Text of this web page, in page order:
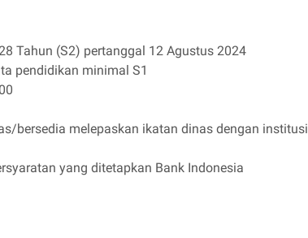
Tahun (S2) pertanggal 12 Agustus 2024
pendidikan minimal S1
bersedia melepaskan ikatan dinas dengan institusi
yang ditetapkan Bank Indonesia